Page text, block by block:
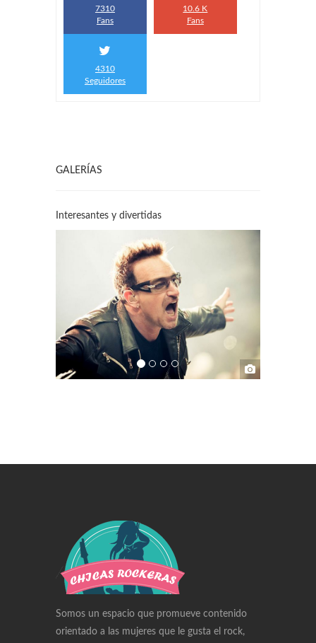
7310
Fans
10.6 K
Fans
4310
Seguidores
GALERÍAS
Interesantes y divertidas
Somos un espacio que promueve contenido
orientado a las mujeres que le gusta el rock,
Swiss Replica Watches
Audemars Piguet Watches Replica
Rolex Watches Replica
Richard Mille Watches Replica
Omega Watches Replica